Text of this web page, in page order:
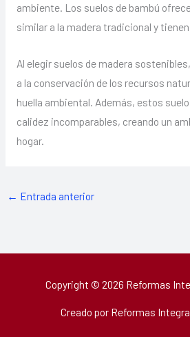
ambiente. Los suelos de bambú
similar a la madera tradicional y
Al elegir suelos de madera
a la conservación de los recursos
huella ambiental. Además, estos
calidez incomparables, creando un
hogar.
← Entrada anterior
Copyright © 2026 Reformas
Creado por Reformas